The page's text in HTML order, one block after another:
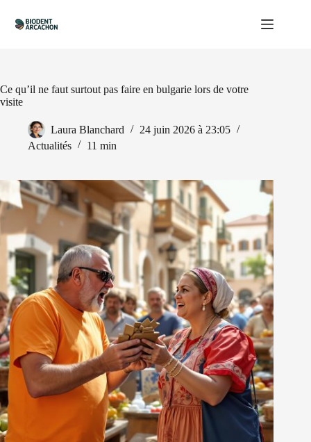
contenu
Ce qu’il ne faut surtout pas faire en bulgarie lors de votre
visite
Laura Blanchard
24 juin 2026 à 23:05
Actualités
11 min